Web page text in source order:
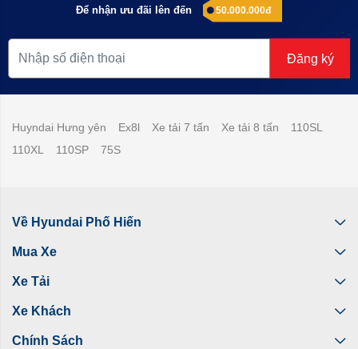
Để nhận ưu đãi lên đến 50.000.000đ
Đăng ký
Huyndai Hưng yên Ex8l Xe tải 7 tấn Xe tải 8 tấn
110SL
110XL
110SP 75S
Về Hyundai Phố Hiến
Mua Xe
Xe Tải
Xe Khách
Chính Sách